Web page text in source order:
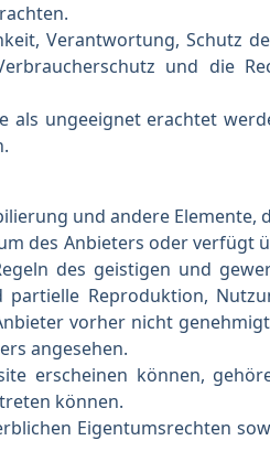
Verantwortung, Schutz
und die
als ungeeignet erachtet
und andere Elemente,
des Anbieters oder verfügt
des geistigen und
Reproduktion,
vorher nicht
angesehen.
erscheinen können,
können.
Eigentumsrechten